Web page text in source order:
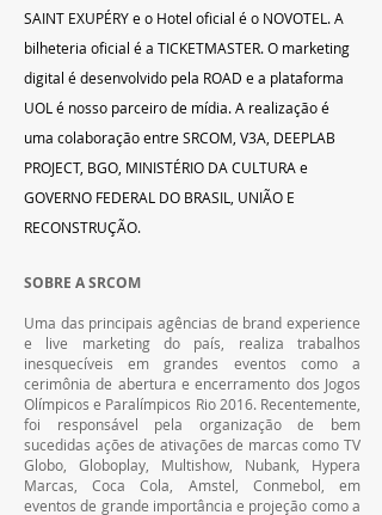
SAINT EXUPÉRY e o Hotel oficial é o NOVOTEL. A
bilheteria oficial é a TICKETMASTER. O marketing
digital é desenvolvido pela ROAD e a plataforma
UOL é nosso parceiro de mídia. A realização é
uma colaboração entre SRCOM, V3A, DEEPLAB
PROJECT, BGO, MINISTÉRIO DA CULTURA e
GOVERNO FEDERAL DO BRASIL, UNIÃO E
RECONSTRUÇÃO.
SOBRE A SRCOM
Uma das principais agências de brand experience
e live marketing do país, realiza trabalhos
inesquecíveis em grandes eventos como a
cerimônia de abertura e encerramento dos Jogos
Olímpicos e Paralímpicos Rio 2016. Recentemente,
foi responsável pela organização de bem
sucedidas ações de ativações de marcas como TV
Globo, Globoplay, Multishow, Nubank, Hypera
Marcas, Coca Cola, Amstel, Conmebol, em
eventos de grande importância e projeção como a